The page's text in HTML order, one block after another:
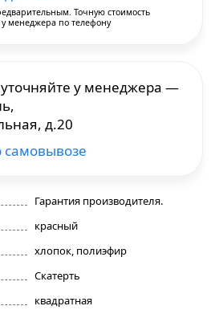
Гарантия производителя.
красный
хлопок, полиэфир
Скатерть
квадратная
Точную стоимость
у менеджера по телефону
уточняйте у менеджера —
д.20
самовывозе